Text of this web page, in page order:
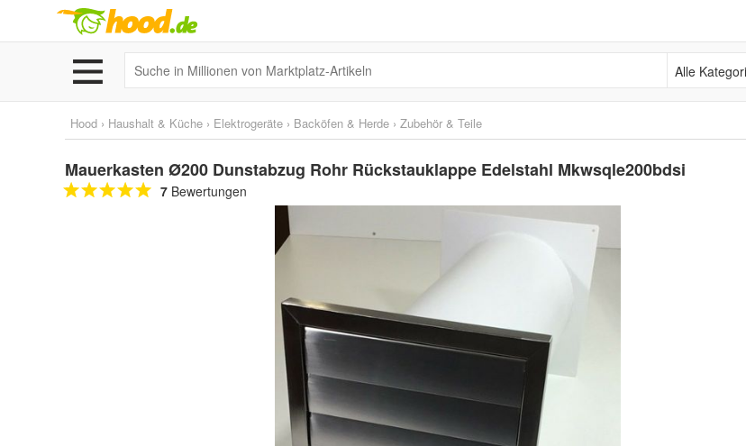
Alle Kategorien
Hood › Haushalt & Küche › Elektrogeräte › Backöfen & Herde › Zubehör & Teile
Mauerkasten Ø200 Dunstabzug Rohr Rückstauklappe Edelstahl Mkwsqle200bdsi
7 Bewertungen